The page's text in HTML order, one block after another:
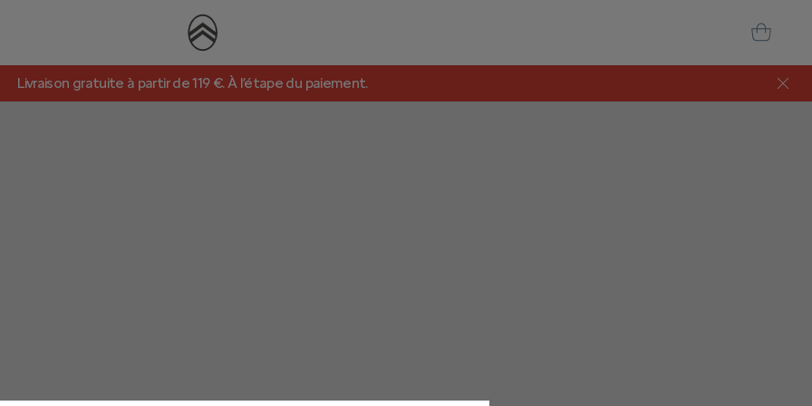
Livraison gratuite à partir de 119 €. À l’étape du paiement.